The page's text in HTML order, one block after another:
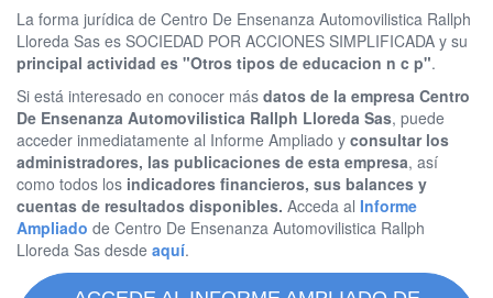
La forma jurídica de Centro De Ensenanza Automovilistica Rallph
Lloreda Sas es SOCIEDAD POR ACCIONES SIMPLIFICADA y su
principal actividad es "Otros tipos de educacion n c p".
Si está interesado en conocer más datos de la empresa Centro
De Ensenanza Automovilistica Rallph Lloreda Sas, puede
acceder inmediatamente al Informe Ampliado y consultar los
administradores, las publicaciones de esta empresa, así
como todos los indicadores financieros, sus balances y
cuentas de resultados disponibles. Acceda al Informe
Ampliado de Centro De Ensenanza Automovilistica Rallph
Lloreda Sas desde aquí.